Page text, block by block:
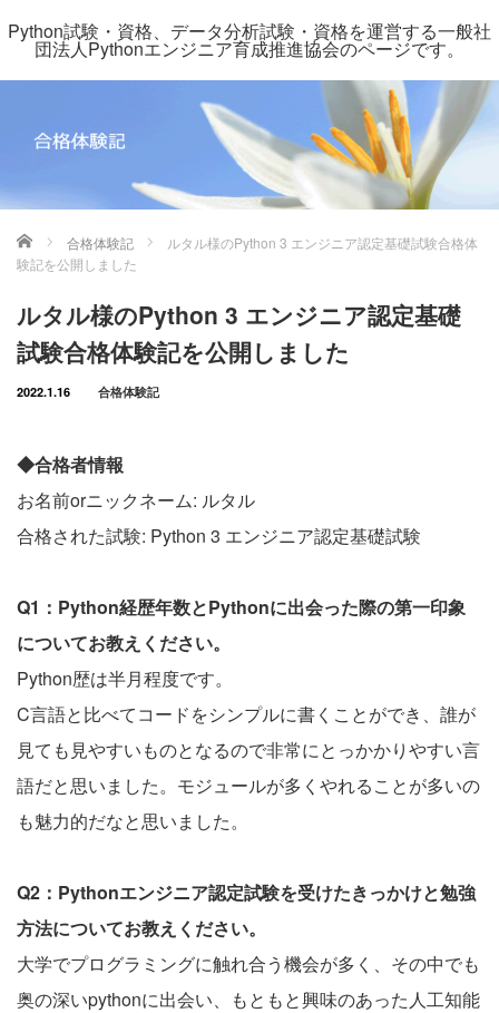
Python試験・資格、データ分析試験・資格を運営する一般社
団法人Pythonエンジニア育成推進協会のページです。
ホーム 合格体験記
ルタル様のPython 3 エンジニア認定基礎試験合格体
験記を公開しました
ルタル様のPython 3 エンジニア認定基礎
試験合格体験記を公開しました
2022.1.16 合格体験記
◆合格者情報
お名前orニックネーム: ルタル
合格された試験: Python 3 エンジニア認定基礎試験
Q1：Python経歴年数とPythonに出会った際の第一印象
についてお教えください。
Python歴は半月程度です。
C言語と比べてコードをシンプルに書くことができ、誰が
見ても見やすいものとなるので非常にとっかかりやすい言
語だと思いました。モジュールが多くやれることが多いの
も魅力的だなと思いました。
Q2：Pythonエンジニア認定試験を受けたきっかけと勉強
方法についてお教えください。
大学でプログラミングに触れ合う機会が多く、その中でも
奥の深いpythonに出会い、もともと興味のあった人工知能